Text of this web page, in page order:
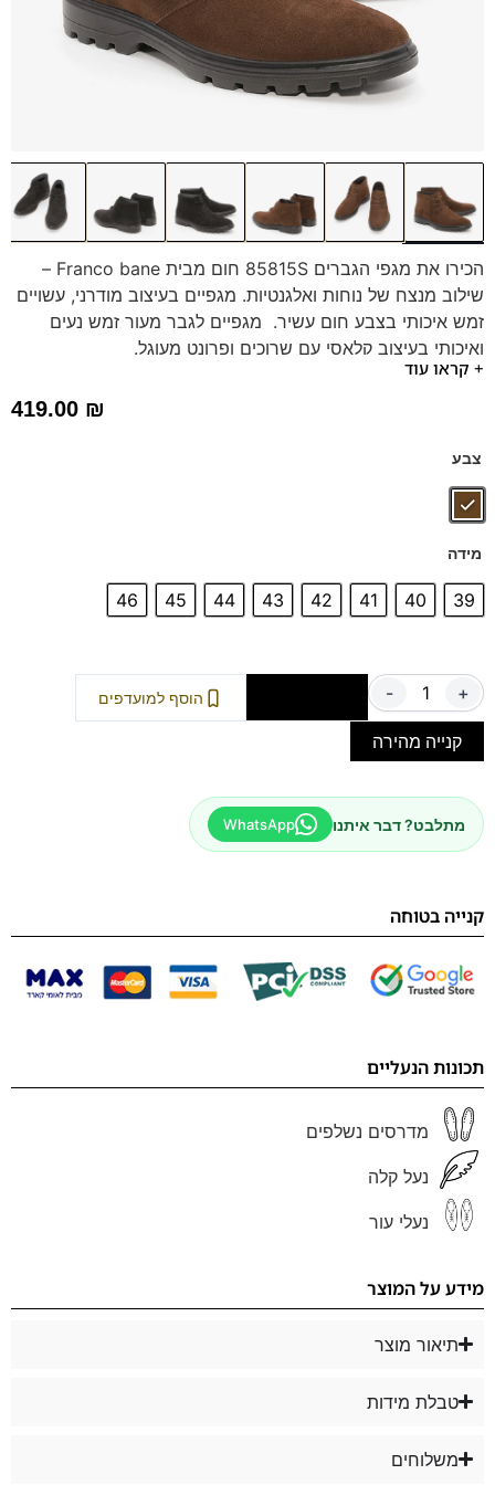
הכירו את מגפי הגברים 85815S חום מבית Franco bane –
שילוב מנצח של נוחות ואלגנטיות. מגפיים בעיצוב מודרני, עשויים
זמש איכותי בצבע חום עשיר. מגפיים לגבר מעור זמש נעים
ואיכותי בעיצוב קלאסי עם שרוכים ופרונט מעוגל.
סוליית טרקטור לסטייל מושלם יחד עם נוחות לעמידה והליכה
+ קראו עוד
419.00 ₪
צבע
מידה
39
40
41
42
43
44
45
46
- + הוסף למועדפים
קנייה מהירה
מתלבט? דבר איתנו WhatsApp
קנייה בטוחה
תכונות הנעליים
מדרסים נשלפים
נעל קלה
נעלי עור
מידע על המוצר
תיאור מוצר
טבלת מידות
משלוחים